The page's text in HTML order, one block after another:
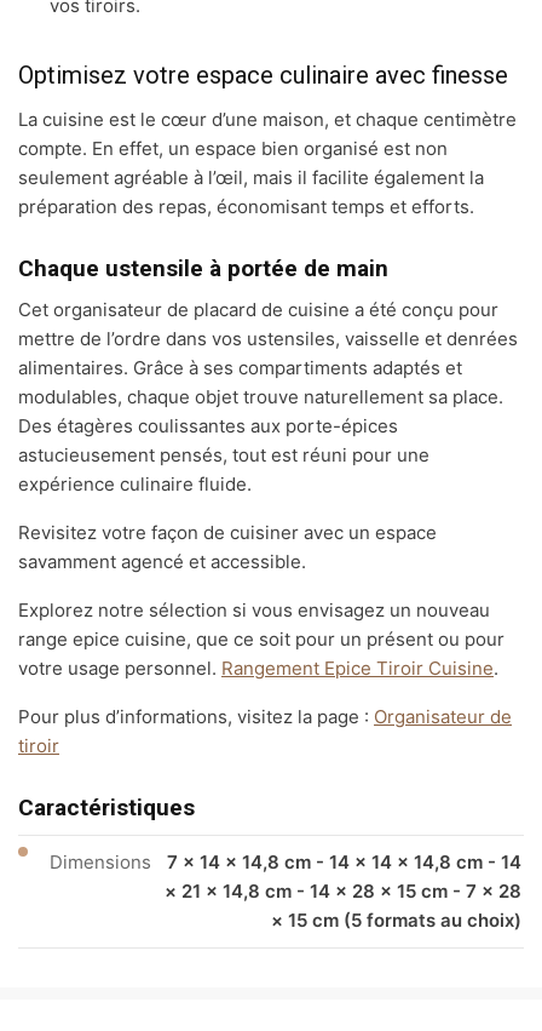
vos tiroirs.
Optimisez votre espace culinaire avec finesse
La cuisine est le cœur d’une maison, et chaque centimètre
compte. En effet, un espace bien organisé est non
seulement agréable à l’œil, mais il facilite également la
préparation des repas, économisant temps et efforts.
Chaque ustensile à portée de main
Cet organisateur de placard de cuisine a été conçu pour
mettre de l’ordre dans vos ustensiles, vaisselle et denrées
alimentaires. Grâce à ses compartiments adaptés et
modulables, chaque objet trouve naturellement sa place.
Des étagères coulissantes aux porte-épices
astucieusement pensés, tout est réuni pour une
expérience culinaire fluide.
Revisitez votre façon de cuisiner avec un espace
savamment agencé et accessible.
Explorez notre sélection si vous envisagez un nouveau
range epice cuisine, que ce soit pour un présent ou pour
votre usage personnel. Rangement Epice Tiroir Cuisine.
Pour plus d’informations, visitez la page : Organisateur de
tiroir
Caractéristiques
Dimensions
7 × 14 × 14,8 cm - 14 × 14 × 14,8 cm - 14
× 21 × 14,8 cm - 14 × 28 × 15 cm - 7 × 28
× 15 cm (5 formats au choix)